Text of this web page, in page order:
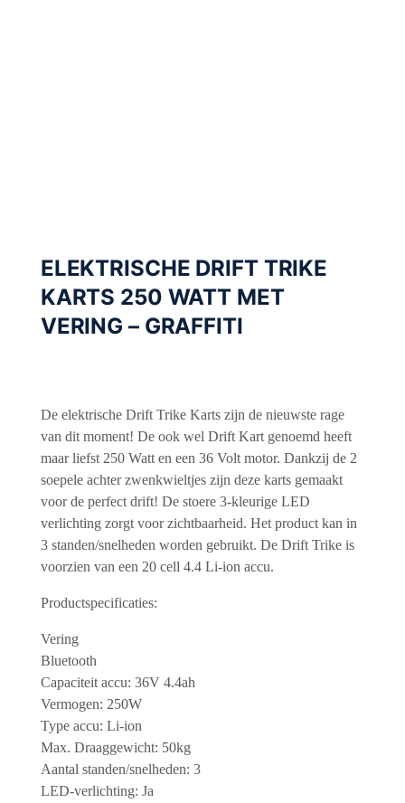
ELEKTRISCHE DRIFT TRIKE
KARTS 250 WATT MET
VERING – GRAFFITI
De elektrische Drift Trike Karts zijn de nieuwste rage
van dit moment! De ook wel Drift Kart genoemd heeft
maar liefst 250 Watt en een 36 Volt motor. Dankzij de 2
soepele achter zwenkwieltjes zijn deze karts gemaakt
voor de perfect drift! De stoere 3-kleurige LED
verlichting zorgt voor zichtbaarheid. Het product kan in
3 standen/snelheden worden gebruikt. De Drift Trike is
voorzien van een 20 cell 4.4 Li-ion accu.
Productspecificaties:
Vering
Bluetooth
Capaciteit accu: 36V 4.4ah
Vermogen: 250W
Type accu: Li-ion
Max. Draaggewicht: 50kg
Aantal standen/snelheden: 3
LED-verlichting: Ja